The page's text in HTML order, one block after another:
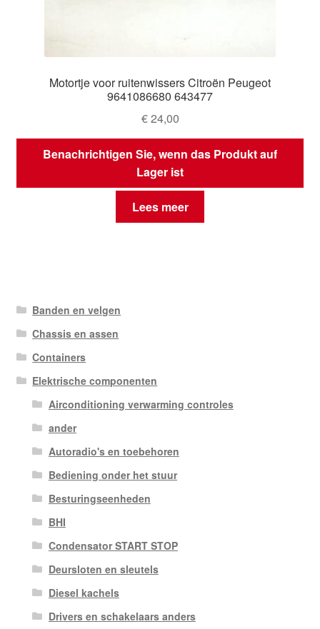
Motortje voor ruitenwissers Citroën Peugeot
9641086680 643477
€24,00
Benachrichtigen Sie, wenn das Produkt auf
Lager ist
Lees meer
Banden en velgen
Chassis en assen
Containers
Elektrische componenten
Airconditioning verwarming controles
ander
Autoradio's en toebehoren
Bediening onder het stuur
Besturingseenheden
BHI
Condensator START STOP
Deursloten en sleutels
Diesel kachels
Drivers en schakelaars anders